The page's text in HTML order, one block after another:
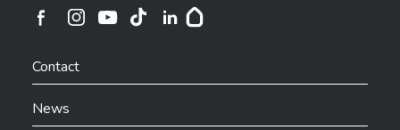
Ville de Differdange sur Instagram
Contact
News